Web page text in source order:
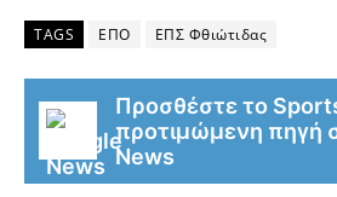
TAGS ΕΠΟ ΕΠΣ Φθιώτιδας
Προσθέστε το
προτιμώμενη πηγή
News